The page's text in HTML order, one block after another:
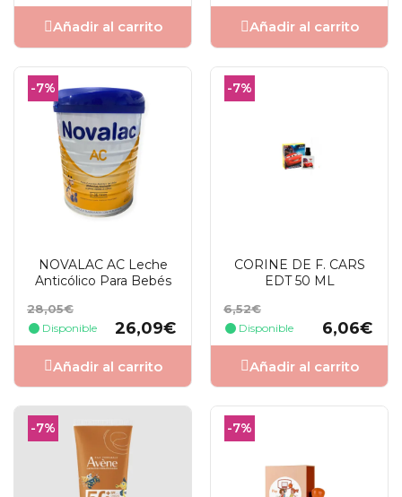
Añadir al carrito Añadir al carrito
-7%
NOVALAC AC Leche
Anticólico Para Bebés
Precio
base
28,05€
Disponible
Precio
26,09€
Añadir al carrito
-7%
CORINE DE F. CARS
EDT 50 ML
Precio
base
6,52€
Disponible
Precio
6,06€
Añadir al carrito
-7% -7%